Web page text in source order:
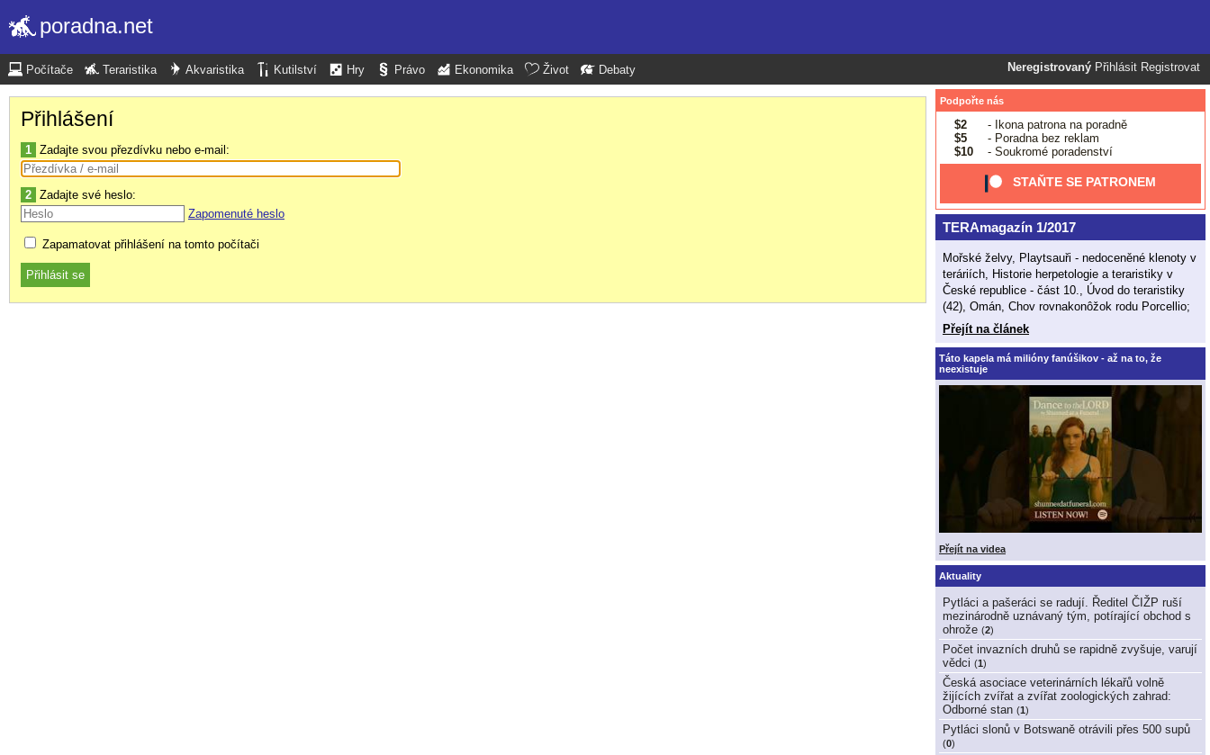
poradna.net
Neregistrovaný Přihlásit Registrovat
Počítače Teraristika Akvaristika Kutilství Hry Právo Ekonomika Život Debaty
Přihlášení
1 Zadajte svou přezdívku nebo e-mail:
2 Zadajte své heslo:
Zapomenuté heslo
Zapamatovat přihlášení na tomto počítači
Podpořte nás
$2
- Ikona patrona na poradně
$5
- Poradna bez reklam
$10
- Soukromé poradenství
STAŇTE SE PATRONEM
TERAmagazín 1/2017
Mořské želvy, Playtsauři - nedoceněné klenoty v
teráriích, Historie herpetologie a teraristiky v
České republice - část 10., Úvod do teraristiky
(42), Omán, Chov rovnakonôžok rodu Porcellio;
Přejít na článek
Táto kapela má milióny fanúšikov - až na to, že
neexistuje
Přejít na videa
Aktuality
Pytláci a pašeráci se radují. Ředitel ČIŽP ruší
mezinárodně uznávaný tým, potírající obchod s
ohrože (2)
Počet invazních druhů se rapidně zvyšuje, varují
vědci (1)
Česká asociace veterinárních lékařů volně
žijících zvířat a zvířat zoologických zahrad:
Odborné stan (1)
Pytláci slonů v Botswaně otrávili přes 500 supů
(0)